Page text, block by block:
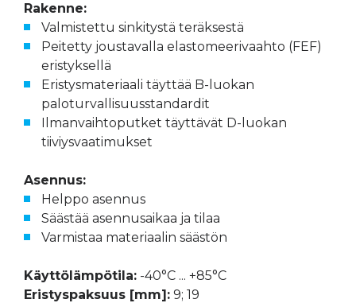
Rakenne:
Valmistettu sinkitystä teräksestä
Peitetty joustavalla elastomeerivaahto (FEF)
eristyksellä
Eristysmateriaali täyttää B-luokan
paloturvallisuusstandardit
Ilmanvaihtoputket täyttävät D-luokan
tiiviysvaatimukset
Asennus:
Helppo asennus
Säästää asennusaikaa ja tilaa
Varmistaa materiaalin säästön
Käyttölämpötila: -40°C ... +85°C
Eristyspaksuus [mm]: 9; 19